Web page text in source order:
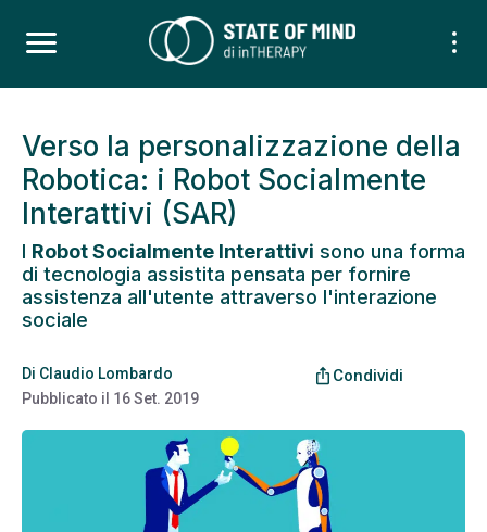
Verso la personalizzazione della
Robotica: i Robot Socialmente
Interattivi (SAR)
I Robot Socialmente Interattivi sono una forma
di tecnologia assistita pensata per fornire
assistenza all'utente attraverso l'interazione
sociale
Di Claudio Lombardo
Pubblicato il 16 Set. 2019
ios_share Condividi